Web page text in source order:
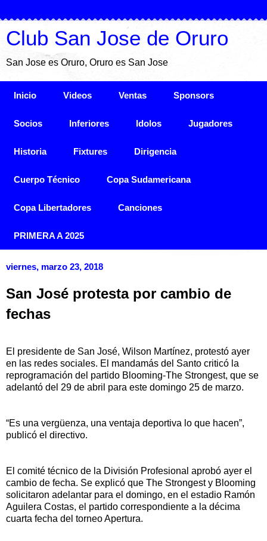
Club San Jose de Oruro
San Jose es Oruro, Oruro es San Jose
Inicio Videos Ventas Sponsors
Socios Inferiores Idolos Jugadores
Historia Fixtures Dirigencia
Cuerpo Técnico Copa Sudamericana
Copa Libertadores Canciones
PRIMERA A 2025
viernes, marzo 23, 2018
San José protesta por cambio de
fechas
El presidente de San José, Wilson Martínez, protestó ayer
en las redes sociales. El mandamás del Santo criticó la
reprogramación del partido Blooming-The Strongest, que se
adelantó del 29 de abril para este domingo 25 de marzo.
“Es una vergüenza, una ventaja deportiva lo que hacen”,
publicó el directivo.
El comité técnico de la División Profesional aprobó ayer el
cambio de fecha. Se explicó que The Strongest y Blooming
solicitaron adelantar para el domingo, en el estadio Ramón
Aguilera Costas, el partido correspondiente a la décima
cuarta fecha del torneo Apertura.